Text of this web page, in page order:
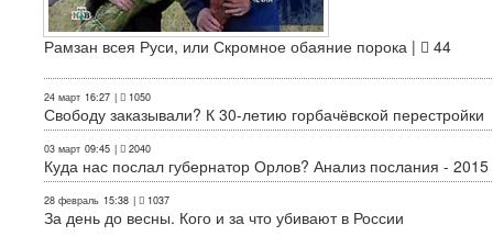
Рамзан всея Руси, или Скромное обаяние порока | 44
24 март 16:27 | 1050
Свободу заказывали? К 30-летию горбачёвской перестройки
03 март 09:45 | 2040
Куда нас послал губернатор Орлов? Анализ послания - 2015
28 февраль 15:38 | 1037
За день до весны. Кого и за что убивают в России